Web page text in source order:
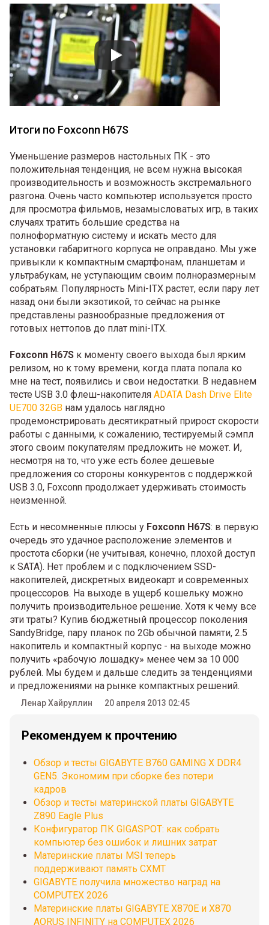
Итоги по Foxconn H67S
Уменьшение размеров настольных ПК - это
положительная тенденция, не всем нужна высокая
производительность и возможность экстремального
разгона. Очень часто компьютер используется просто
для просмотра фильмов, незамысловатых игр, в таких
случаях тратить большие средства на
полноформатную систему и искать место для
установки габаритного корпуса не оправдано. Мы уже
привыкли к компактным смартфонам, планшетам и
ультрабукам, не уступающим своим полноразмерным
собратьям. Популярность Mini-ITX растет, если пару лет
назад они были экзотикой, то сейчас на рынке
представлены разнообразные предложения от
готовых неттопов до плат mini-ITX.
Foxconn H67S к моменту своего выхода был ярким
релизом, но к тому времени, когда плата попала ко
мне на тест, появились и свои недостатки. В недавнем
тесте USB 3.0 флеш-накопителя ADATA Dash Drive Elite
UE700 32GB нам удалось наглядно
продемонстрировать десятикратный прирост скорости
работы с данными, к сожалению, тестируемый сэмпл
этого своим покупателям предложить не может. И,
несмотря на то, что уже есть более дешевые
предложения со стороны конкурентов с поддержкой
USB 3.0, Foxconn продолжает удерживать стоимость
неизменной.
Есть и несомненные плюсы у Foxconn H67S: в первую
очередь это удачное расположение элементов и
простота сборки (не учитывая, конечно, плохой доступ
к SATA). Нет проблем и с подключением SSD-
накопителей, дискретных видеокарт и современных
процессоров. На выходе в ущерб кошельку можно
получить производительное решение. Хотя к чему все
эти траты? Купив бюджетный процессор поколения
SandyBridge, пару планок по 2Gb обычной памяти, 2.5
накопитель и компактный корпус - на выходе можно
получить «рабочую лошадку» менее чем за 10 000
рублей. Мы будем и дальше следить за тенденциями
и предложениями на рынке компактных решений.
Ленар Хайруллин 20 апреля 2013 02:45
Рекомендуем к прочтению
Обзор и тесты GIGABYTE B760 GAMING X DDR4
GEN5. Экономим при сборке без потери
кадров
Обзор и тесты материнской платы GIGABYTE
Z890 Eagle Plus
Конфигуратор ПК GIGASPOT: как собрать
компьютер без ошибок и лишних затрат
Материнские платы MSI теперь
поддерживают память CXMT
GIGABYTE получила множество наград на
COMPUTEX 2026
Материнские платы GIGABYTE X870E и X870
AORUS INFINITY на COMPUTEX 2026